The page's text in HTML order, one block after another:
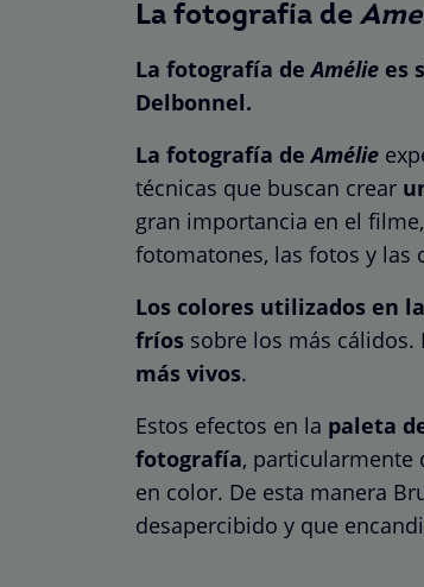
La fotografía de
La fotografía deAmélie es
Delbonnel.
La fotografía deAmélie
técnicas que buscan crear
gran importancia en el
fotomatones, las fotos y las
Los colores utilizados en
fríos sobre los más cálidos.
más vivos.
Estos efectos en la paleta
fotografía, particularmente
en color. De esta manera
desapercibido y que